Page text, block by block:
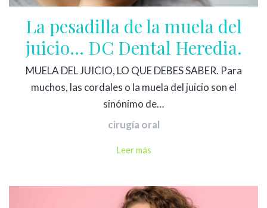
La pesadilla de la muela del
juicio… DC Dental Heredia.
MUELA DEL JUICIO, LO QUE DEBES SABER. Para
muchos, las cordales o la muela del juicio son el
sinónimo de…
cirugía oral
Leer más